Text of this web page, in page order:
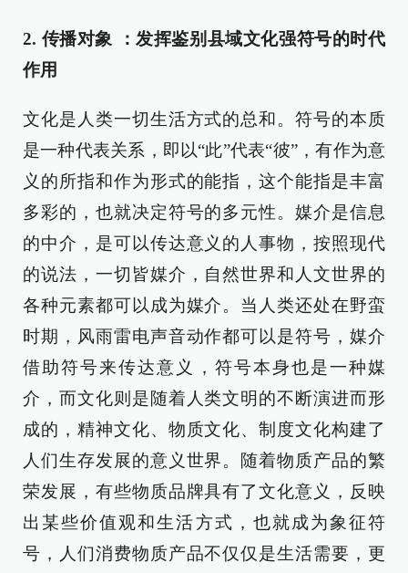
2. 传播对象 ：发挥鉴别县域文化强符号的时代
作用
文化是人类一切生活方式的总和。符号的本质
是一种代表关系，即以“此”代表“彼”，有作为意
义的所指和作为形式的能指，这个能指是丰富
多彩的，也就决定符号的多元性。媒介是信息
的中介，是可以传达意义的人事物，按照现代
的说法，一切皆媒介，自然世界和人文世界的
各种元素都可以成为媒介。当人类还处在野蛮
时期，风雨雷电声音动作都可以是符号，媒介
借助符号来传达意义，符号本身也是一种媒
介，而文化则是随着人类文明的不断演进而形
成的，精神文化、物质文化、制度文化构建了
人们生存发展的意义世界。随着物质产品的繁
荣发展，有些物质品牌具有了文化意义，反映
出某些价值观和生活方式，也就成为象征符
号，人们消费物质产品不仅仅是生活需要，更